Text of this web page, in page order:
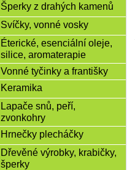
Šperky z drahých kamenů
Svíčky, vonné vosky
Éterické, esenciální oleje,
silice, aromaterapie
Vonné tyčinky a františky
Keramika
Lapače snů, peří,
zvonkohry
Hrnečky plecháčky
Dřevěné výrobky, krabičky,
šperky